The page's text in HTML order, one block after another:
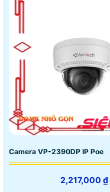
Camera VP-2390DP IP Poe
2,217,000 ₫